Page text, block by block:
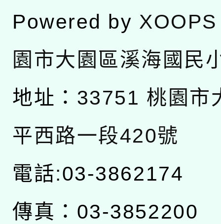
Powered by XOOPS
園市大園區溪海國民
地址： 33751 桃園市
平西路一段420號
電話:03-3862174
傳真：03-3852200